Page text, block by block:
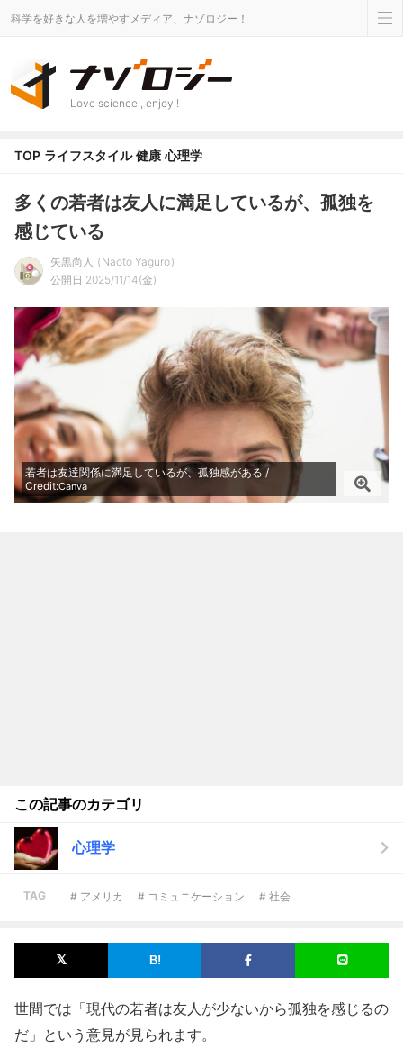
科学を好きな人を増やすメディア、ナゾロジー！
Love science , enjoy !
TOP ライフスタイル 健康 心理学
多くの若者は友人に満足しているが、孤独を
感じている
矢黒尚人
Naoto Yaguro
公開日 2025/11/14(金)
若者は友達関係に満足しているが、孤独感がある /
Credit:Canva
この記事のカテゴリ
心理学
TAG # アメリカ # コミュニケーション # 社会
世間では「現代の若者は友人が少ないから孤独を感じるの
だ」という意見が見られます。